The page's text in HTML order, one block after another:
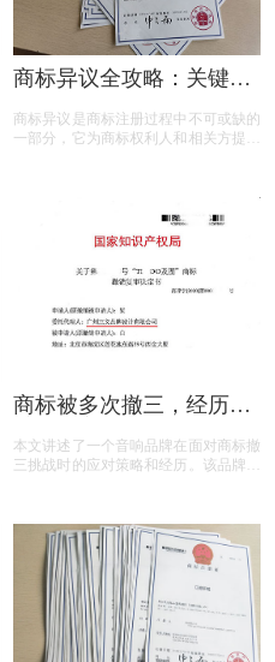
商标异议全攻略：关键问
商标异议是商标注册过程中不可或缺的
一部分，它为商标权利人和相关方提供
标准，从常见问题到成功率分析，全方
位解读商标异议的关键要点。无论您是
商标申请人还是潜在的异议人，本文都
将为您提供实用的参考和建议，助您在
商标保护的道路上更加得心应手。
商标被多次撤三，经历答
本文讲述了一个音响品牌在面对商标撤
三挑战时的应对策略和经历。该品牌遭
据，品牌在复审中取得胜利，维护了商
标权益。文章概述了商标撤三定义、答
辩、复审流程，以及如何通过有效的证
据和专业策略来保护商标不被撤销。